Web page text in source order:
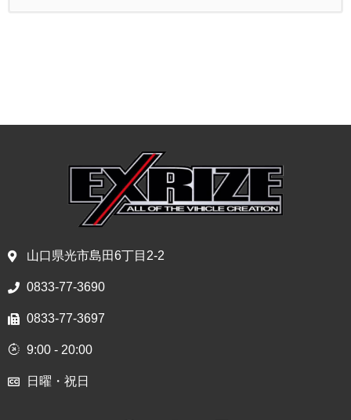
山口県光市島田6丁目2-2
0833-77-3690
0833-77-3697
9:00 - 20:00
日曜・祝日